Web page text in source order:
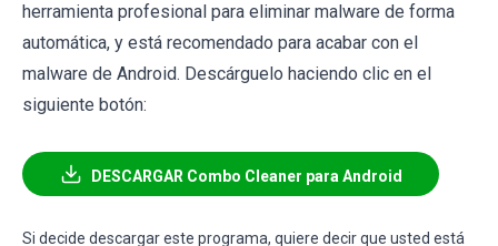
herramienta profesional para eliminar malware de forma
automática, y está recomendado para acabar con el
malware de Android. Descárguelo haciendo clic en el
siguiente botón:
DESCARGAR Combo Cleaner para Android
Si decide descargar este programa, quiere decir que usted está